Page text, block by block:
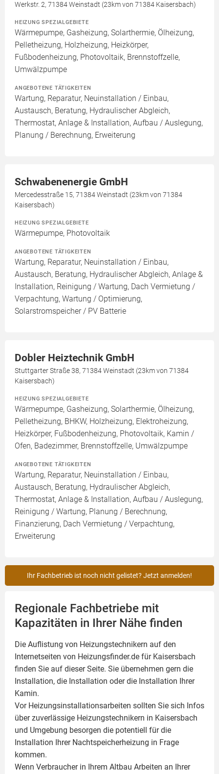
Werkstr. 2, 71384 Weinstadt (23km von 71384 Kaisersbach)
HEIZUNG SPEZIALGEBIETE
Wärmepumpe, Gasheizung, Solarthermie, Ölheizung,
Pelletheizung, Holzheizung, Heizkörper,
Fußbodenheizung, Photovoltaik, Brennstoffzelle,
Umwälzpumpe
ANGEBOTENE TÄTIGKEITEN
Wartung, Reparatur, Neuinstallation / Einbau,
Austausch, Beratung, Hydraulischer Abgleich,
Thermostat, Anlage & Installation, Aufbau / Auslegung,
Planung / Berechnung, Erweiterung
Schwabenenergie GmbH
Mercedesstraße 15, 71384 Weinstadt (23km von 71384
Kaisersbach)
HEIZUNG SPEZIALGEBIETE
Wärmepumpe, Photovoltaik
ANGEBOTENE TÄTIGKEITEN
Wartung, Reparatur, Neuinstallation / Einbau,
Austausch, Beratung, Hydraulischer Abgleich, Anlage &
Installation, Reinigung / Wartung, Dach Vermietung /
Verpachtung, Wartung / Optimierung,
Solarstromspeicher / PV Batterie
Dobler Heiztechnik GmbH
Stuttgarter Straße 38, 71384 Weinstadt (23km von 71384
Kaisersbach)
HEIZUNG SPEZIALGEBIETE
Wärmepumpe, Gasheizung, Solarthermie, Ölheizung,
Pelletheizung, BHKW, Holzheizung, Elektroheizung,
Heizkörper, Fußbodenheizung, Photovoltaik, Kamin /
Ofen, Badezimmer, Brennstoffzelle, Umwälzpumpe
ANGEBOTENE TÄTIGKEITEN
Wartung, Reparatur, Neuinstallation / Einbau,
Austausch, Beratung, Hydraulischer Abgleich,
Thermostat, Anlage & Installation, Aufbau / Auslegung,
Reinigung / Wartung, Planung / Berechnung,
Finanzierung, Dach Vermietung / Verpachtung,
Erweiterung
Ihr Fachbetrieb ist noch nicht gelistet? Jetzt anmelden!
Regionale Fachbetriebe mit
Kapazitäten in Ihrer Nähe finden
Die Auflistung von Heizungstechnikern auf den
Internetseiten von Heizungsfinder.de für Kaisersbach
finden Sie auf dieser Seite. Sie übernehmen gern die
Installation, die Installation oder die Installation Ihrer
Kamin.
Vor Heizungsinstallationsarbeiten sollten Sie sich Infos
über zuverlässige Heizungstechnikern in Kaisersbach
und Umgebung besorgen die potentiell für die
Installation Ihrer Nachtspeicherheizung in Frage
kommen.
Wenn Verbraucher in Ihrem Altbau Arbeiten an Ihrer